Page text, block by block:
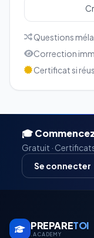
Questions
Correction
Certificat si
🎓
Gratuit ·
Se connecter
PREPARETOI
.ACADEMY